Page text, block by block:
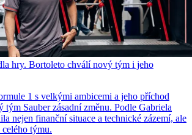
hry. Bortoleto chválí nový tým i jeho
1 s velkými ambicemi a jeho příchod
tým Sauber zásadní změnu. Podle Gabriela
nejen finanční situace a technické zázemí, ale
týmu.